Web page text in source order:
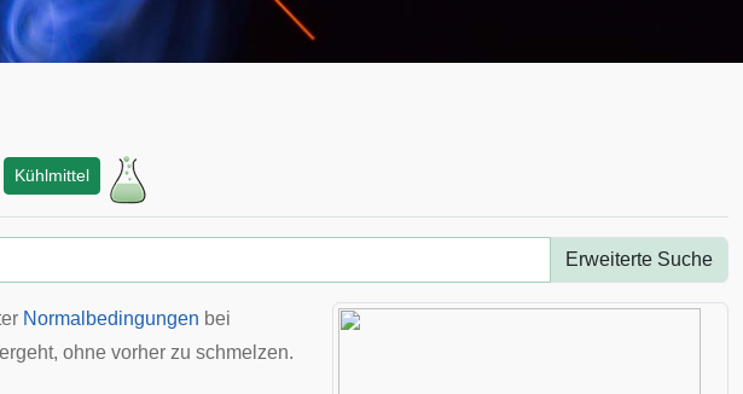
Kühlmittel
Erweiterte Suche
Normalbedingungen bei
ohne vorher zu schmelzen.